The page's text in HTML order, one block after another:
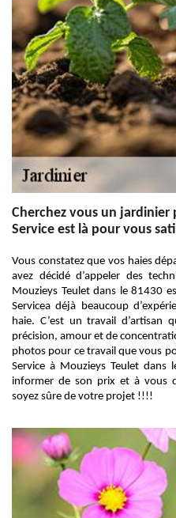
Cherchez vous un jardinier
Service est là pour vous
Vous constatez que vos haies
avez décidé d’appeler des
Mouzieys Teulet dans le 81430
Servicea déjà beaucoup
haie. C’est un travail d’artisan
précision, amour et de
photos pour ce travail que vous
Service à Mouzieys Teulet
informer de son prix et à vous
soyez sûre de votre projet !!!!